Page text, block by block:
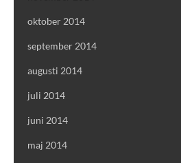
oktober 2014
september 2014
augusti 2014
juli 2014
juni 2014
maj 2014